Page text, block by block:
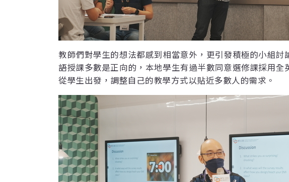
教師們對學生的想法都感到相當意外，更引發積極的小組
語授課多數是正向的，本地學生有過半數同意選修課採用
從學生出發，調整自己的教學方式以貼近多數人的需求。